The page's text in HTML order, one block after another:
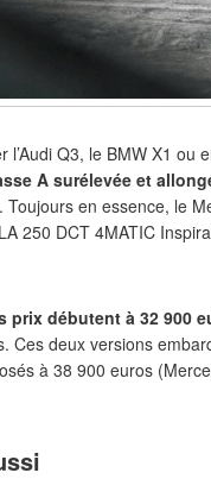
l’Audi Q3, le BMW X1
A surélevée et
Toujours en essence, le
250 DCT 4MATIC
prix débutent à 32 900
Ces deux versions
à 38 900 euros